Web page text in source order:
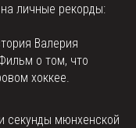
личные рекорды:
Валерия
о том, что
хоккее.
секунды мюнхенской